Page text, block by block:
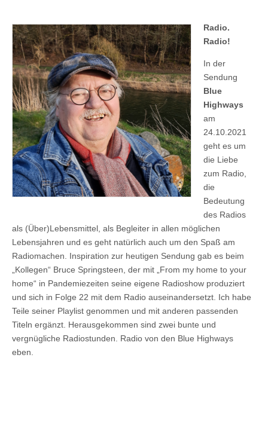
Radio.
Radio!
In der
Sendung
Blue
Highways
am
24.10.2021
geht es um
die Liebe
zum Radio,
die
Bedeutung
des Radios
als (Über)Lebensmittel, als Begleiter in allen möglichen
Lebensjahren und es geht natürlich auch um den Spaß am
Radiomachen. Inspiration zur heutigen Sendung gab es beim
„Kollegen“ Bruce Springsteen, der mit „From my home to your
home“ in Pandemiezeiten seine eigene Radioshow produziert
und sich in Folge 22 mit dem Radio auseinandersetzt. Ich habe
Teile seiner Playlist genommen und mit anderen passenden
Titeln ergänzt. Herausgekommen sind zwei bunte und
vergnügliche Radiostunden. Radio von den Blue Highways
eben.